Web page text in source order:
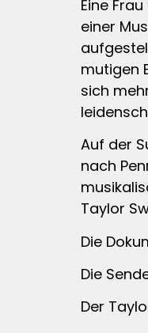
Eine
einer
mutigen
sich
Auf der
nach
Taylor
Die
Die
Der